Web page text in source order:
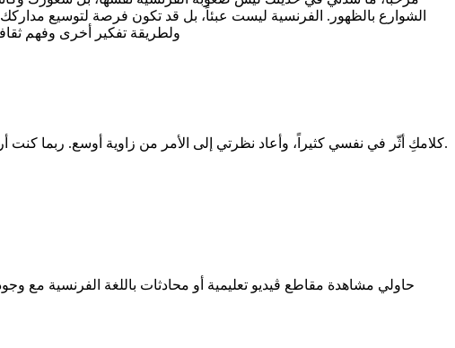
الشوارع بالظهور. الفرنسية ليست عبئاً، بل قد تكون فرصة لتوسيع مداركك،
ولطريقة تفكير أخرى وفهم
كلامكِ أثّر في نفسي كثيراً، وأعاد نظرتي إلى الأمر من زاوية أوسع. ربما كنت أركز على جانب الامتحان والخوف من العلامة، ولم أفكر أن تعلّم لغة جديدة قد يكون نافذة على عالم آخر وفهماً أعمق لثقافة مختلفة.
حاولي مشاهدة مقاطع ڤيديو تعليمية أو محادثات باللغة الفرنسية مع